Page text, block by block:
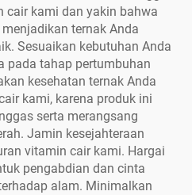
cair kami dan yakin bahwa
ternak Anda
Sesuaikan kebutuhan Anda
pada tahap pertumbuhan
kesehatan ternak Anda
kami, karena produk ini
serta merangsang
Jamin kesejahteraan
vitamin cair kami. Hargai
pengabdian dan cinta
alam. Minimalkan